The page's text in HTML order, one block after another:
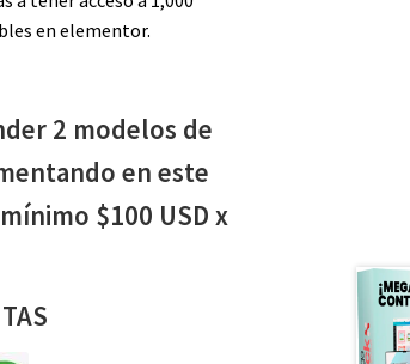
en elementor.
2 modelos de
en este
$100 USD x